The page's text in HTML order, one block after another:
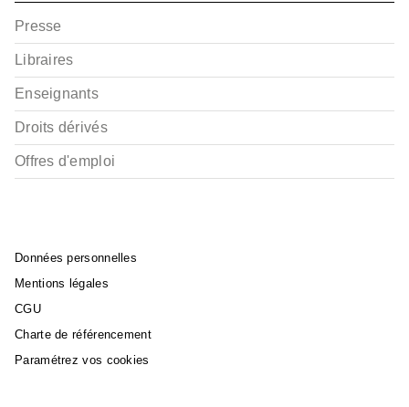
Souvenirs de toussaint
BD AVENTURE, WESTERN ET POLAR
Souvenirs de toussaint
- Tome 04
Presse
Libraires
Enseignants
Droits dérivés
Offres d'emploi
Données personnelles
Mentions légales
CGU
Charte de référencement
Paramétrez vos cookies